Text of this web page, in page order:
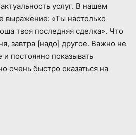
услуг. В нашем
выражение: «Ты настолько
твоя последняя сделка». Что
завтра [надо] другое. Важно не
постоянно показывать
очень быстро оказаться на